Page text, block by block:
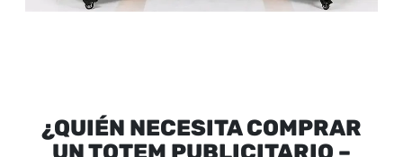
¿QUIÉN NECESITA COMPRAR